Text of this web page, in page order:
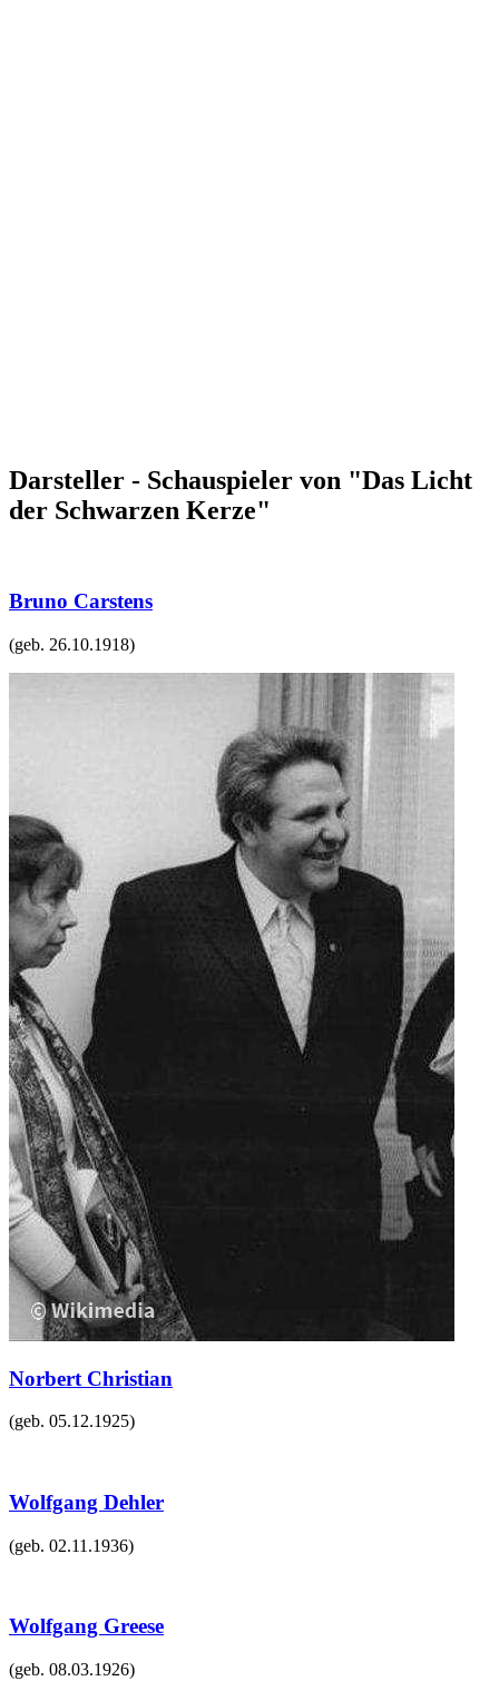
Darsteller - Schauspieler von "Das Licht
der Schwarzen Kerze"
Bruno Carstens
(geb. 26.10.1918)
Norbert Christian
(geb. 05.12.1925)
Wolfgang Dehler
(geb. 02.11.1936)
Wolfgang Greese
(geb. 08.03.1926)